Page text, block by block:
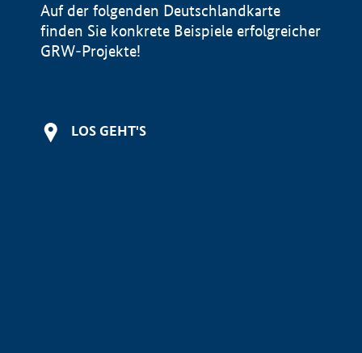
Auf der folgenden Deutschlandkarte
finden Sie konkrete Beispiele erfolgreicher
GRW-Projekte!
LOS GEHT'S